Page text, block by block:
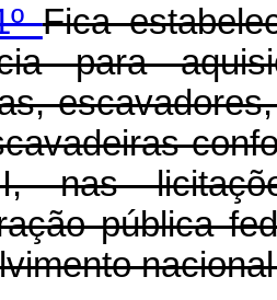
Fica
para
nas
pública